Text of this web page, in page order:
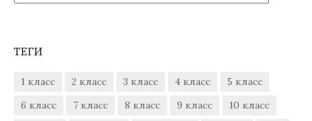
ТЕГИ
1 класс 2 класс 3 класс 4 класс
5 класс
6 класс
7 класс 8 класс 9 класс
10 класс